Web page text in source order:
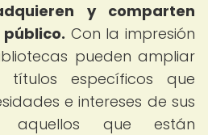
y comparten
Con la impresión
pueden ampliar
específicos que
e intereses de sus
aquellos que están